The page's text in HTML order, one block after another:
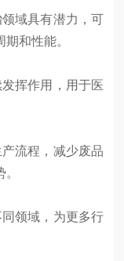
域具有潜力，可
和性能。
挥作用，用于医
流程，减少废品
领域，为更多行